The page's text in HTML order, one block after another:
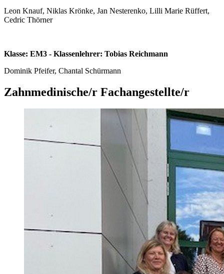
Leon Knauf, Niklas Krönke, Jan Nesterenko, Lilli Marie Rüffert,
Cedric Thörner
Klasse: EM3 - Klassenlehrer: Tobias Reichmann
Dominik Pfeifer, Chantal Schürmann
Zahnmedinische/r Fachangestellte/r